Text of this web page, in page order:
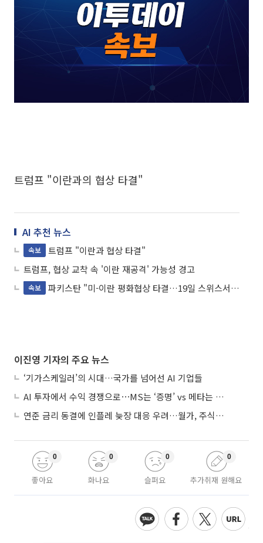
트럼프 "이란과의 협상 타결"
AI 추천 뉴스
속보
트럼프 "이란과 협상 타결"
트럼프, 협상 교착 속 '이란 재공격' 가능성 경고
속보 파키스탄 "미-이란 평화협상 타결…19일 스위스서 서명"<로이터>
이진영 기자의 주요 뉴스
‘기가스케일러’의 시대…국가를 넘어선 AI 기업들
AI 투자에서 수익 경쟁으로⋯MS는 ‘증명’ vs 메타는 ‘숙제’
연준 금리 동결에 인플레 늦장 대응 우려…월가, 주식도 채권도 던졌다
좋아요
0
화나요
0
슬퍼요
0
추가취재 원해요
0